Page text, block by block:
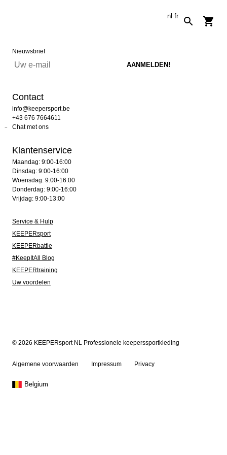
nl fr
Nieuwsbrief
Contact
info@keepersport.be
+43 676 7664611
Chat met ons
Klantenservice
Maandag: 9:00-16:00
Dinsdag: 9:00-16:00
Woensdag: 9:00-16:00
Donderdag: 9:00-16:00
Vrijdag: 9:00-13:00
Service & Hulp
KEEPERsport
KEEPERbattle
#KeepItAll Blog
KEEPERtraining
Uw voordelen
© 2026 KEEPERsport NL Professionele keeperssportkleding
Algemene voorwaarden Impressum Privacy
Belgium